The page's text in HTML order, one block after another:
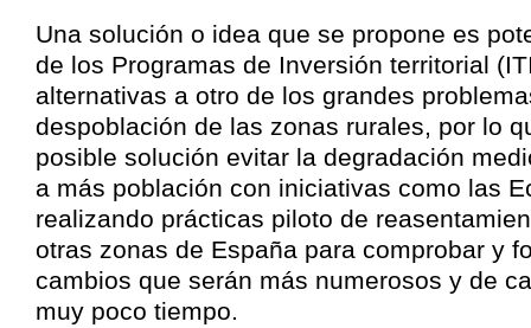
Una solución o idea que se propone es
de los Programas de Inversión territorial
alternativas a otro de los grandes
despoblación de las zonas rurales, por lo
posible solución evitar la degradación
a más población con iniciativas como las
realizando prácticas piloto de
otras zonas de España para comprobar y
cambios que serán más numerosos y de
muy poco tiempo.